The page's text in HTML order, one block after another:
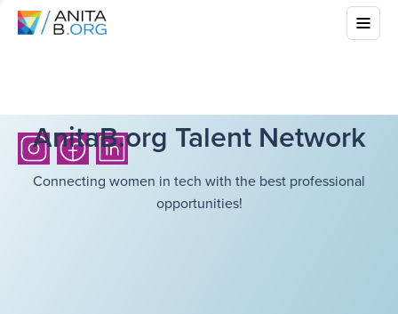
AnitaB.org Talent Network
Connecting women in tech with the best professional
opportunities!